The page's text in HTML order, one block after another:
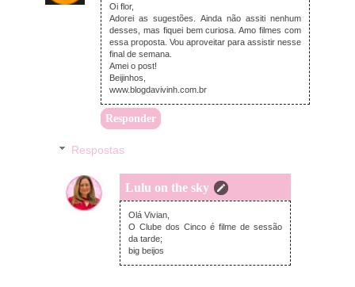
Oi flor,
Adorei as sugestões. Ainda não assiti nenhum
desses, mas fiquei bem curiosa. Amo filmes com
essa proposta. Vou aproveitar para assistir nesse
final de semana.
Amei o post!
Beijinhos,
www.blogdavivinh.com.br
Responder
Respostas
Lulu on the sky
quinta-feira, março 12, 2015
Olá Vivian,
O Clube dos Cinco é filme de sessão
da tarde;
big beijos